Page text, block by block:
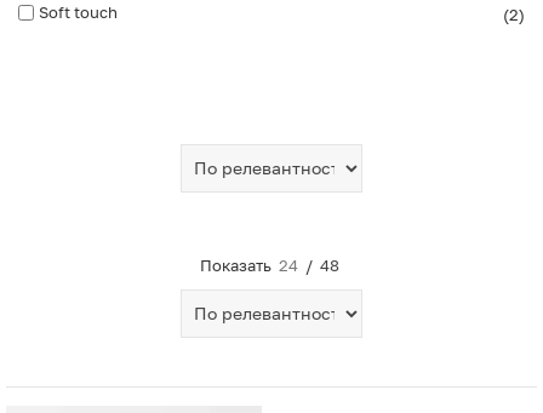
Soft touch
(2)
Показать 24 / 48